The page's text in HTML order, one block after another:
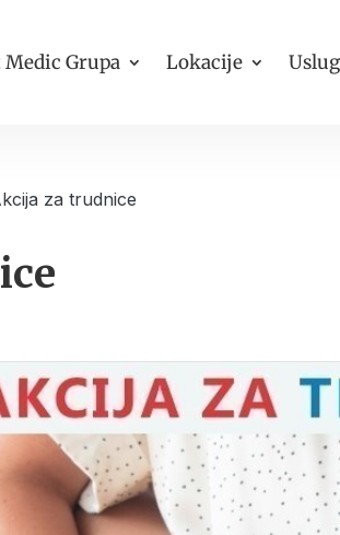
Medic Grupa Lokacije
za trudnice